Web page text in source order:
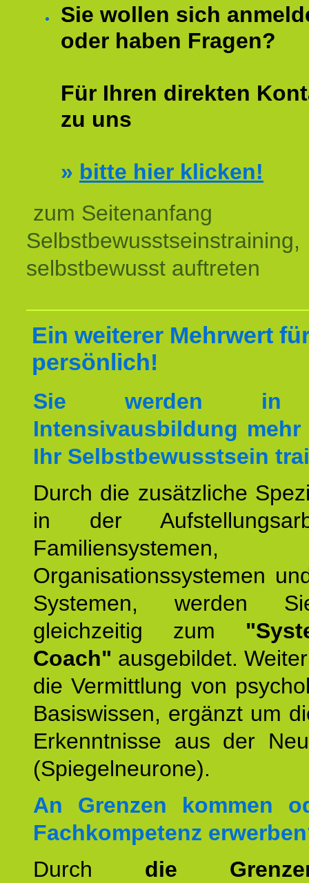
Sie wollen sich
oder haben Fragen?
Für Ihren direkten
zu uns
» bitte hier klicken!
zum Seitenanfang
Selbstbewusstseinstraining,
selbstbewusst auftreten
Ein weiterer Mehrwert
persönlich!
Sie werden in
Intensivausbildung
Ihr Selbstbewusstsein
Durch die zusätzliche
in der
Familiensystemen,
Organisationssystemen
Systemen, werden
gleichzeitig zum
Coach" ausgebildet.
die Vermittlung von
Basiswissen, ergänzt um
Erkenntnisse aus der
(Spiegelneurone).
An Grenzen kommen
Fachkompetenz
Durch die